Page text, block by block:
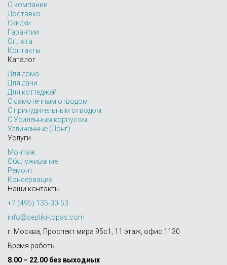
О компании
Доставка
Скидки
Гарантии
Оплата
Контакты
Каталог
Для дома
Для дачи
Для коттеджей
С самотечным отводом
С принудительным отводом
С Усиленным корпусом
Удлиненные (Лонг)
Услуги
Монтаж
Обслуживание
Ремонт
Консервация
Наши контакты
+7 (495) 135-30-53
info@septiki-topas.com
г. Москва, Проспект мира 95с1, 11 этаж, офис 1130
Время работы
8.00 – 22.00 без выходных